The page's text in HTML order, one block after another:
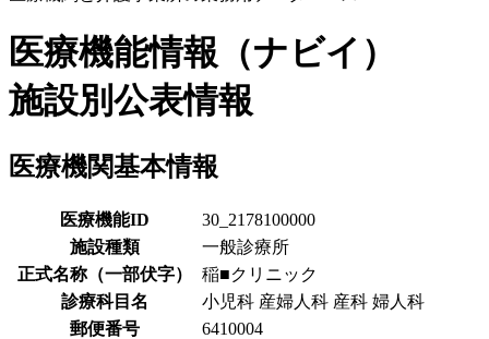
医療機能情報（ナビイ）
施設別公表情報
医療機関基本情報
医療機能ID
30_2178100000
施設種類
一般診療所
正式名称（一部伏字）
稲■クリニック
診療科目名
小児科 産婦人科 産科 婦人科
郵便番号
6410004